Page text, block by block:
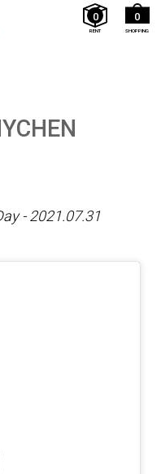
SHOPPING
0
RENT
0
- 2021.07.31